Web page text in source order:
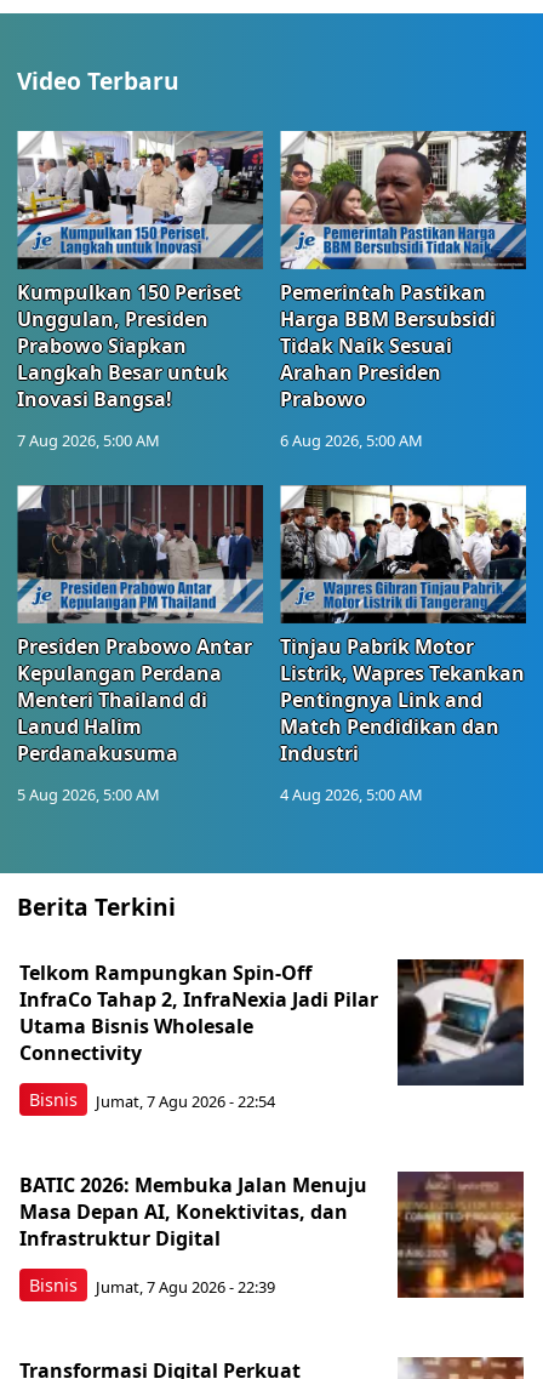
Video Terbaru
Kumpulkan 150 Periset
Unggulan, Presiden
Prabowo Siapkan
Langkah Besar untuk
Inovasi Bangsa!
7 Aug 2026, 5:00 AM
Pemerintah Pastikan
Harga BBM Bersubsidi
Tidak Naik Sesuai
Arahan Presiden
Prabowo
6 Aug 2026, 5:00 AM
Presiden Prabowo Antar
Kepulangan Perdana
Menteri Thailand di
Lanud Halim
Perdanakusuma
5 Aug 2026, 5:00 AM
Tinjau Pabrik Motor
Listrik, Wapres Tekankan
Pentingnya Link and
Match Pendidikan dan
Industri
4 Aug 2026, 5:00 AM
Berita Terkini
Bisnis
Telkom Rampungkan Spin-Off
InfraCo Tahap 2, InfraNexia Jadi Pilar
Utama Bisnis Wholesale
Connectivity
Jumat, 7 Agu 2026 - 22:54
Bisnis
BATIC 2026: Membuka Jalan Menuju
Masa Depan AI, Konektivitas, dan
Infrastruktur Digital
Jumat, 7 Agu 2026 - 22:39
Transformasi Digital Perkuat